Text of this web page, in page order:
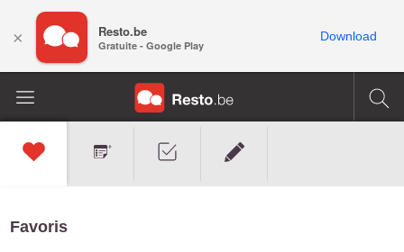
Favoris
× Resto.be
Gratuite - Google Play
Download